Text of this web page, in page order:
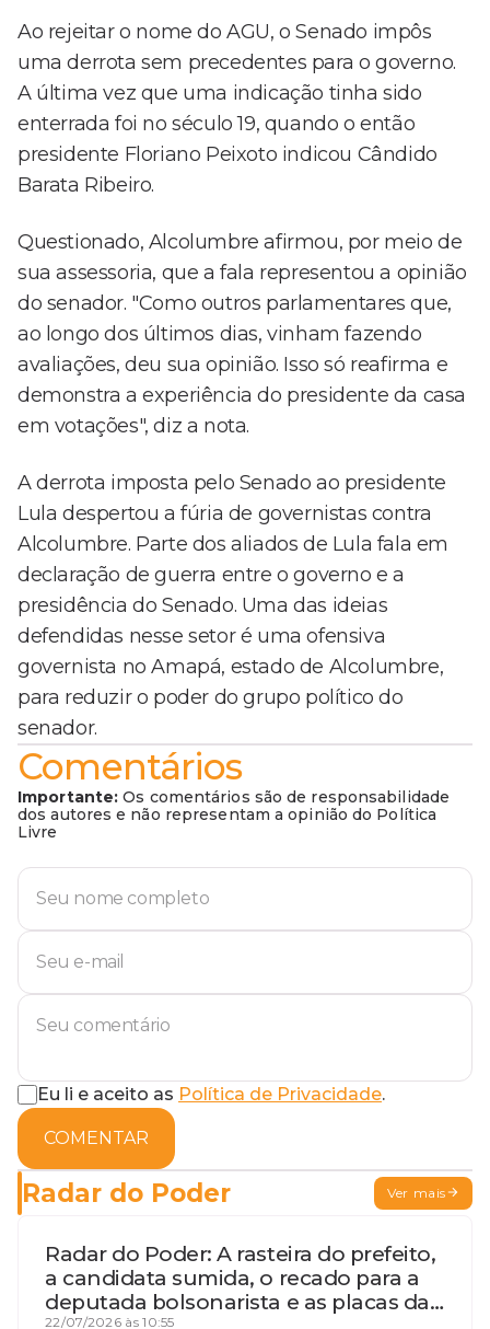
Ao rejeitar o nome do AGU, o Senado impôs
uma derrota sem precedentes para o governo.
A última vez que uma indicação tinha sido
enterrada foi no século 19, quando o então
presidente Floriano Peixoto indicou Cândido
Barata Ribeiro.
Questionado, Alcolumbre afirmou, por meio de
sua assessoria, que a fala representou a opinião
do senador. "Como outros parlamentares que,
ao longo dos últimos dias, vinham fazendo
avaliações, deu sua opinião. Isso só reafirma e
demonstra a experiência do presidente da casa
em votações", diz a nota.
A derrota imposta pelo Senado ao presidente
Lula despertou a fúria de governistas contra
Alcolumbre. Parte dos aliados de Lula fala em
declaração de guerra entre o governo e a
presidência do Senado. Uma das ideias
defendidas nesse setor é uma ofensiva
governista no Amapá, estado de Alcolumbre,
para reduzir o poder do grupo político do
senador.
Comentários
Importante: Os comentários são de responsabilidade
dos autores e não representam a opinião do Política
Livre
Eu li e aceito as Política de Privacidade.
COMENTAR
Radar do Poder Ver mais
Radar do Poder: A rasteira do prefeito,
a candidata sumida, o recado para a
deputada bolsonarista e as placas da
22/07/2026 às 10:55